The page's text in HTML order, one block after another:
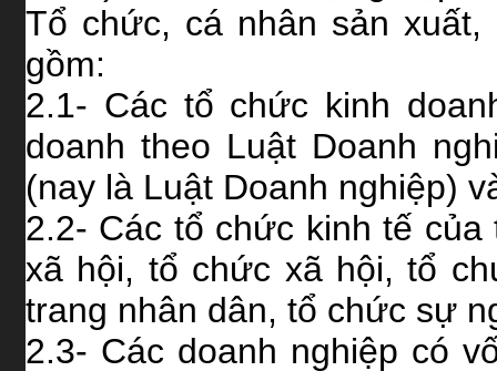
Tổ chức, cá nhân sản
gồm:
2.1- Các tổ chức kinh
doanh theo Luật Doanh
(nay là Luật Doanh nghiệp)
2.2- Các tổ chức kinh tế
xã hội, tổ chức xã hội, tổ
trang nhân dân, tổ chức sự
2.3- Các doanh nghiệp có